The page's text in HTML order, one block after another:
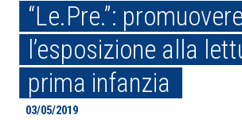
“Le.Pre.”: promuovere
l’esposizione alla
prima infanzia
03/05/2019